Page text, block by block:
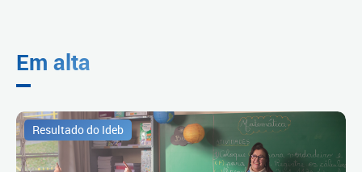
Em alta
Resultado do Ideb